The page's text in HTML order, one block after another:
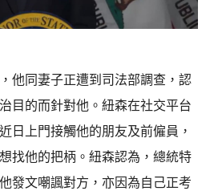
他同妻子正遭到司法部調查，認
目的而針對他。紐森在社交平台
日上門接觸他的朋友及前僱員，
找他的把柄。紐森認為，總統特
發文嘲諷對方，亦因為自己正考